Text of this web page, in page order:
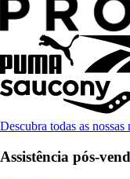
Descubra todas as nossas
Assistência pós-